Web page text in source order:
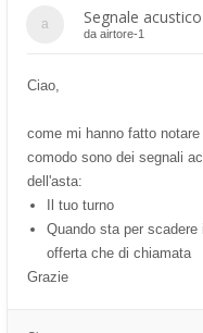
Segnale acustico
da airtore-1
Ciao,
come mi hanno fatto
comodo sono dei segnali
dell'asta:
Il tuo turno
Quando sta per
offerta che di chiamata
Grazie